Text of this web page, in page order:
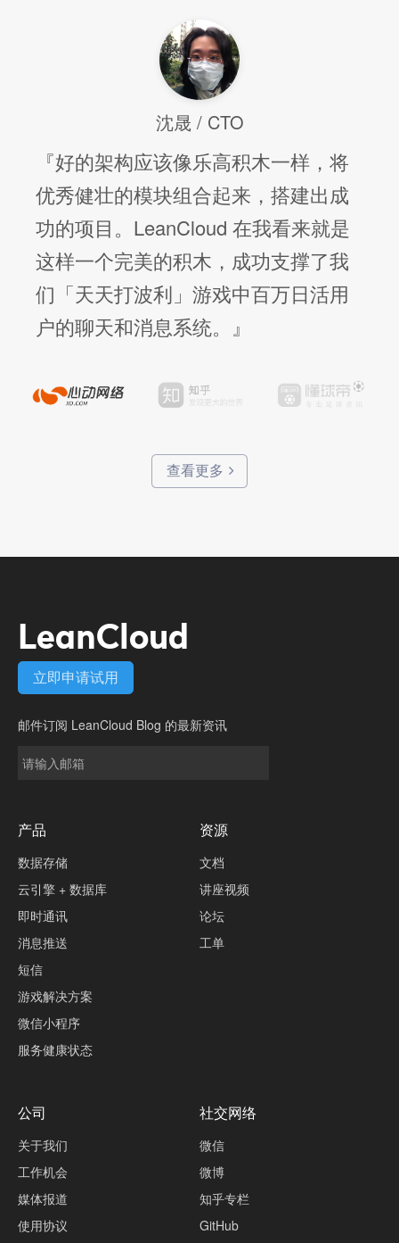
沈晟 / CTO
『好的架构应该像乐高积木一样，将
优秀健壮的模块组合起来，搭建出成
功的项目。LeanCloud 在我看来就是
这样一个完美的积木，成功支撑了我
们「天天打波利」游戏中百万日活用
户的聊天和消息系统。』
查看更多
LeanCloud
立即申请试用
邮件订阅 LeanCloud Blog 的最新资讯
产品
数据存储
云引擎 + 数据库
即时通讯
消息推送
短信
游戏解决方案
微信小程序
服务健康状态
资源
文档
讲座视频
论坛
工单
公司
关于我们
工作机会
媒体报道
使用协议
社交网络
微信
微博
知乎专栏
GitHub